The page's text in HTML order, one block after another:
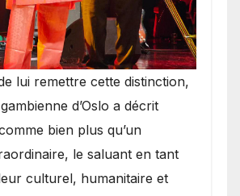
lui remettre cette distinction,
d’Oslo a décrit
bien plus qu’un
le saluant en tant
culturel, humanitaire et